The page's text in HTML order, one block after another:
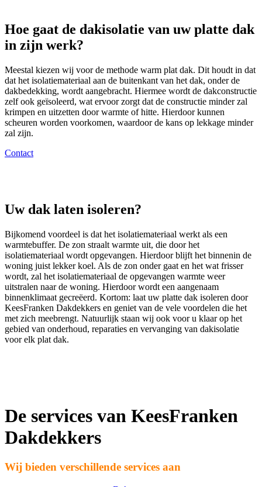
Hoe gaat de dakisolatie van uw platte dak
in zijn werk?
Meestal kiezen wij voor de methode warm plat dak. Dit houdt in dat
dat het isolatiemateriaal aan de buitenkant van het dak, onder de
dakbedekking, wordt aangebracht. Hiermee wordt de dakconstructie
zelf ook geïsoleerd, wat ervoor zorgt dat de constructie minder zal
krimpen en uitzetten door warmte of hitte. Hierdoor kunnen
scheuren worden voorkomen, waardoor de kans op lekkage minder
zal zijn.
Contact
Uw dak laten isoleren?
Bijkomend voordeel is dat het isolatiemateriaal werkt als een
warmtebuffer. De zon straalt warmte uit, die door het
isolatiemateriaal wordt opgevangen. Hierdoor blijft het binnenin de
woning juist lekker koel. Als de zon onder gaat en het wat frisser
wordt, zal het isolatiemateriaal de opgevangen warmte weer
uitstralen naar de woning. Hierdoor wordt een aangenaam
binnenklimaat gecreëerd. Kortom: laat uw platte dak isoleren door
KeesFranken Dakdekkers en geniet van de vele voordelen die het
met zich meebrengt. Natuurlijk staan wij ook voor u klaar op het
gebied van onderhoud, reparaties en vervanging van dakisolatie
voor elk plat dak.
De services van KeesFranken
Dakdekkers
Wij bieden verschillende services aan